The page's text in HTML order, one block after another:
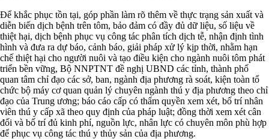
Để khắc phục tồn tại, góp phần làm rõ thêm về thực trạng sản xuất và
diễn biến dịch bệnh trên tôm, bảo đảm có đầy đủ dữ liệu, số liệu về
thiệt hại, dịch bệnh phục vụ công tác phân tích dịch tễ, nhận định tình
hình và đưa ra dự báo, cảnh báo, giải pháp xử lý kịp thời, nhằm hạn
chế thiệt hại cho người nuôi và tạo điều kiện cho ngành nuôi tôm phát
triển bền vững, Bộ NNPTNT đề nghị UBND các tỉnh, thành phố
quan tâm chỉ đạo các sở, ban, ngành địa phương rà soát, kiện toàn tổ
chức bộ máy cơ quan quản lý chuyên ngành thú y địa phương theo chỉ
đạo của Trung ương; báo cáo cấp có thẩm quyền xem xét, bố trí nhân
viên thú y cấp xã theo quy định của pháp luật; đồng thời xem xét cân
đối và bố trí đủ kinh phí, nguồn lực, nhân lực có chuyên môn phù hợp
để phục vụ công tác thú y thủy sản của địa phương.